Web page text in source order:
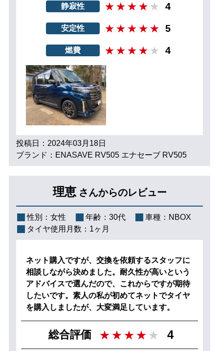
静寂性 4
安定性 5
燃費 4
投稿日：2024年03月18日
ブランド：ENASAVE RV505 エナセーブ RV505
理恵 さんからのレビュー
性別： 女性 年齢： 30代 車種： NBOX
タイヤ使用月数： 1ヶ月
ネット購入ですが、交換を依頼するスタッフに
相談しながら決めました。耐久性が高いという
アドバイスで選んだので、これからですが期待
したいです。素人の私が初めてネットでタイヤ
を購入しましたが、大変満足しています。
総合評価 4